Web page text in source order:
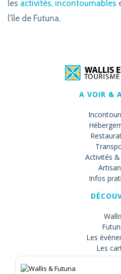
les activités, incontournables
l'île de Futuna.
A VOIR &
Activités
Infos
Les
Les